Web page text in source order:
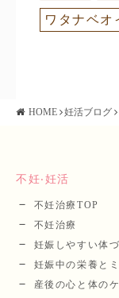
ワタナベオ
HOME 妊活ブログ
不妊‧妊活
不妊治療TOP
不妊治療
妊娠しやすい体
妊娠中の栄養と
産後の⼼と体の